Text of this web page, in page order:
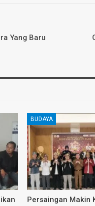
Yang Baru
BUDAYA
Persaingan Makin